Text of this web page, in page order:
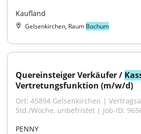
Kaufland
Gelsenkirchen, Raum Bochum
Quereinsteiger Verkäufer /
Vertretungsfunktion (m/w/d)
Ort: 45894 Gelsenkirchen |
Std./Woche, unbefristet | Job-ID:
PENNY